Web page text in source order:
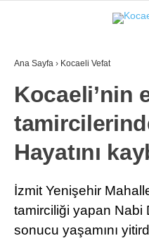
GÜNDEM
EKONOMI
SPOR
Ana Sayfa › Kocaeli Vefat
Kocaeli’nin
Hayatını
İzmit Yenişehir
tamirciliği yapan Nabi
sonucu yaşamını